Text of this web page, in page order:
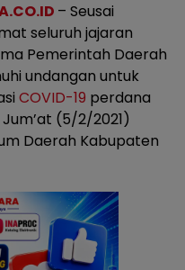
– Seusai
seluruh jajaran
Pemerintah Daerah
undangan untuk
COVID-19 perdana
(5/2/2021)
Daerah Kabupaten